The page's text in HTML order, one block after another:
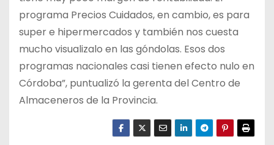
programa Precios Cuidados, en cambio, es para
super e hipermercados y también nos cuesta
mucho visualizalo en las góndolas. Esos dos
programas nacionales casi tienen efecto nulo en
Córdoba”, puntualizó la gerenta del Centro de
Almaceneros de la Provincia.